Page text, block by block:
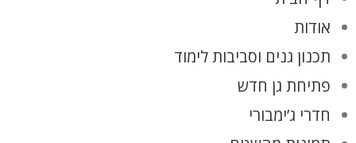
אודות
תכנון גנים וסביבות לימוד
פתיחת גן חדש
חדרי ג’ימבורי